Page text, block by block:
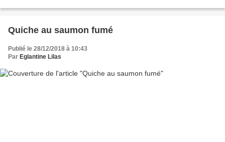
Quiche au saumon fumé
Publié le 28/12/2018 à 10:43
Par Eglantine Lilas